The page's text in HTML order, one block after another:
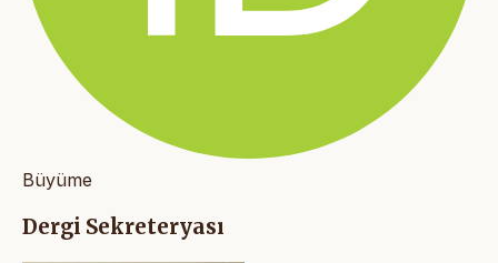
Büyüme
Dergi Sekreteryası